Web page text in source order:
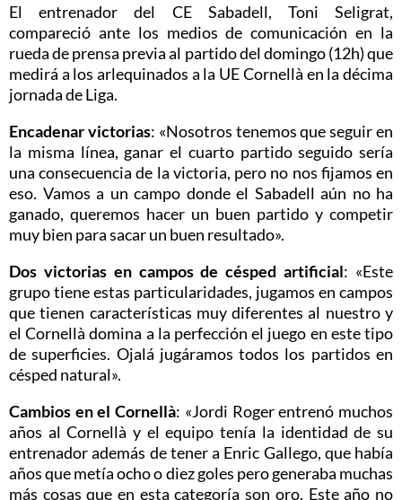
El entrenador del CE Sabadell, Toni Seligrat,
compareció ante los medios de comunicación en la
rueda de prensa previa al partido del domingo (12h) que
medirá a los arlequinados a la UE Cornellà en la décima
jornada de Liga.
Encadenar victorias: «Nosotros tenemos que seguir en
la misma línea, ganar el cuarto partido seguido sería
una consecuencia de la victoria, pero no nos fijamos en
eso. Vamos a un campo donde el Sabadell aún no ha
ganado, queremos hacer un buen partido y competir
muy bien para sacar un buen resultado».
Dos victorias en campos de césped artificial: «Este
grupo tiene estas particularidades, jugamos en campos
que tienen características muy diferentes al nuestro y
el Cornellà domina a la perfección el juego en este tipo
de superficies. Ojalá jugáramos todos los partidos en
césped natural».
Cambios en el Cornellà: «Jordi Roger entrenó muchos
años al Cornellà y el equipo tenía la identidad de su
entrenador además de tener a Enric Gallego, que había
años que metía ocho o diez goles pero generaba muchas
más cosas que en esta categoría son oro. Este año no